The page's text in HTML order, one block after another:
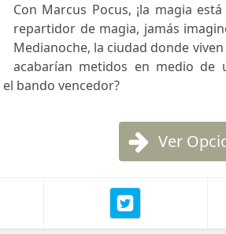
Con Marcus Pocus, ¡la magia
repartidor de magia, jamás
Medianoche, la ciudad donde
acabarían metidos en medio de
el bando vencedor?
Ver